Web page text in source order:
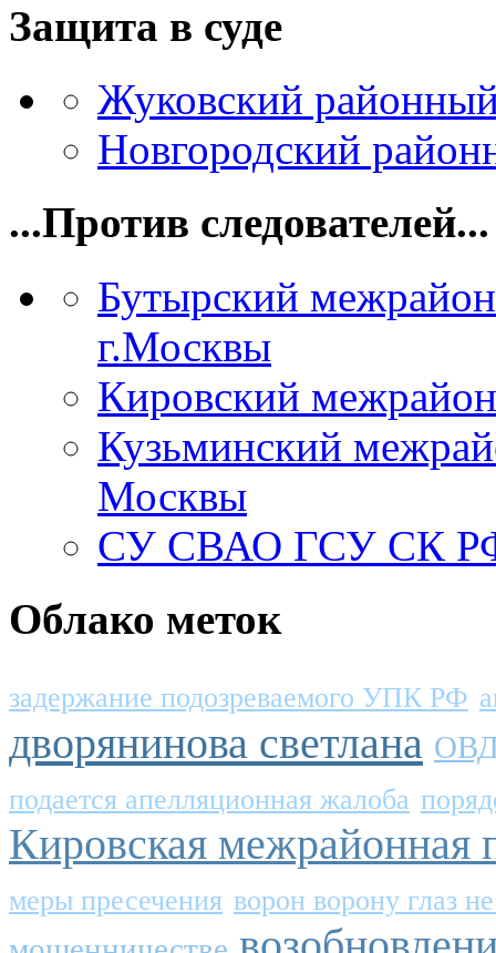
Защита в суде
Жуковский
Новгородский
...Против следователей...
Бутырский
г.Москвы
Кировский
Кузьминский
Москвы
СУ СВАО ГСУ СК
Облако меток
задержание подозреваемого УПК РФ
дворянинова светлана ОВД
подается апелляционная жалоба
Кировская межрайонная
меры пресечения ворон ворону глаз